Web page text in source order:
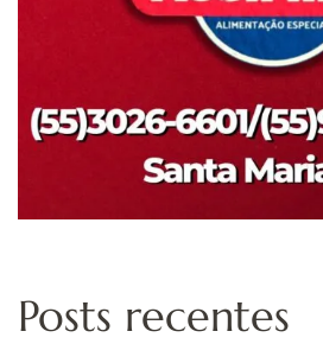
Posts recentes